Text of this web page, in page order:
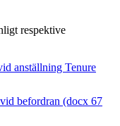
respektive
anställning Tenure
befordran (docx 67